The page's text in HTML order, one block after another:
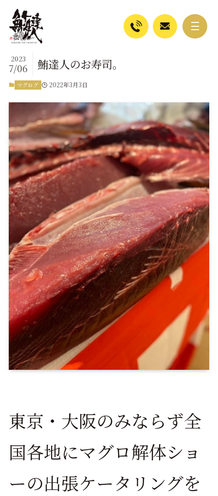
鮪達人のお寿司。
2023
7/06
マグログ 2022年3月3日
東京・大阪のみならず全
国各地にマグロ解体ショ
ーの出張ケータリングを